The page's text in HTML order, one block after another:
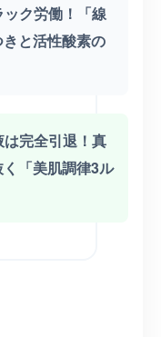
ク労働！「線
と活性酸素の
完全引退！真
「美肌調律3ル